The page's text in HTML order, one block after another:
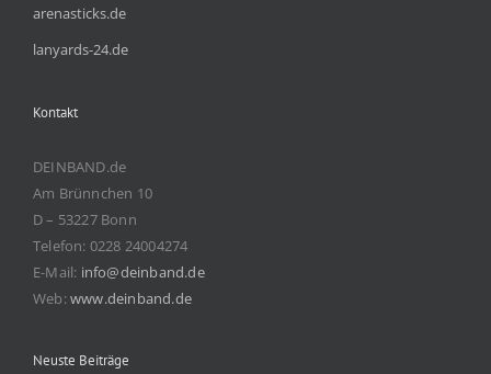
arenasticks.de
lanyards-24.de
Kontakt
DEINBAND.de
Am Brünnchen 10
D – 53227 Bonn
Telefon: 0228 24004274
E-Mail: info@deinband.de
Web:www.deinband.de
Neuste Beiträge